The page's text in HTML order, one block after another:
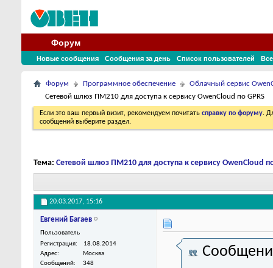
Форум
Новые сообщения Сообщения за день Список пользователей
Форум Программное обеспечение
Облачный сервис
Сетевой шлюз ПМ210 для доступа к сервису OwenCloud по GPRS
Если это ваш первый визит, рекомендуем почитать справку по форуму.
сообщений выберите раздел.
Тема: Сетевой шлюз ПМ210 для доступа к сервису OwenCloud
20.03.2017, 15:16
Евгений Багаев
Пользователь
Регистрация
18.08.2014
Адрес
Москва
Сообщений
348